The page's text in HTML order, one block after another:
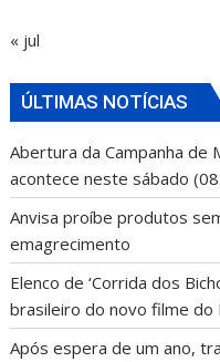
« jul
ÚLTIMAS NOTÍCIAS
Abertura da Campanha de
acontece neste sábado
Anvisa proíbe produtos
emagrecimento
Elenco de ‘Corrida dos
brasileiro do novo filme do
Após espera de um ano,